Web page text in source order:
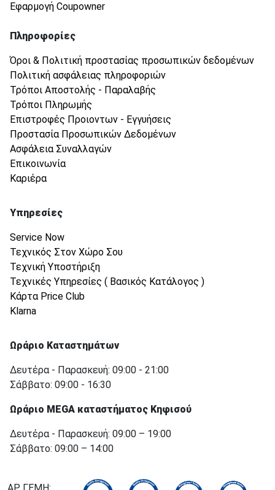
Εφαρμογή Coupowner
Πληροφορίες
Όροι & Πολιτική προστασίας προσωπικών δεδομένων
Πολιτική ασφάλειας πληροφοριών
Τρόποι Αποστολής - Παραλαβής
Τρόποι Πληρωμής
Επιστροφές Προιοντων - Εγγυήσεις
Προστασία Προσωπικών Δεδομένων
Ασφάλεια Συναλλαγών
Επικοινωνία
Καριέρα
Υπηρεσίες
Service Now
Τεχνικός Στον Χώρο Σου
Τεχνική Υποστήριξη
Τεχνικές Υπηρεσίες ( Βασικός Κατάλογος )
Κάρτα Price Club
Klarna
Ωράριο Καταστημάτων
Δευτέρα - Παρασκευή: 09:00 - 21:00
Σάββατο: 09:00 - 16:30
Ωράριο MEGA καταστήματος Κηφισού
Δευτέρα - Παρασκευή: 09:00 – 19:00
Σάββατο: 09:00 – 14:00